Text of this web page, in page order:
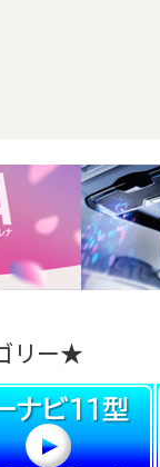
リー★